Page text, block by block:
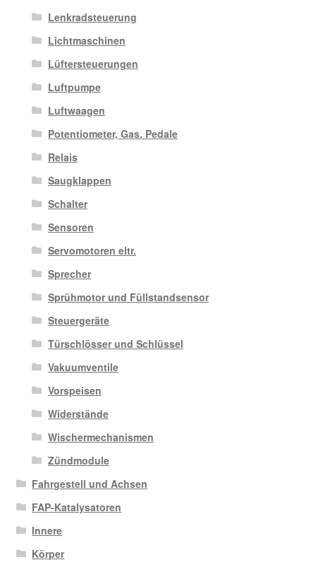
Lenkradsteuerung
Lichtmaschinen
Lüftersteuerungen
Luftpumpe
Luftwaagen
Potentiometer, Gas. Pedale
Relais
Saugklappen
Schalter
Sensoren
Servomotoren eltr.
Sprecher
Sprühmotor und Füllstandsensor
Steuergeräte
Türschlösser und Schlüssel
Vakuumventile
Vorspeisen
Widerstände
Wischermechanismen
Zündmodule
Fahrgestell und Achsen
FAP-Katalysatoren
Innere
Körper